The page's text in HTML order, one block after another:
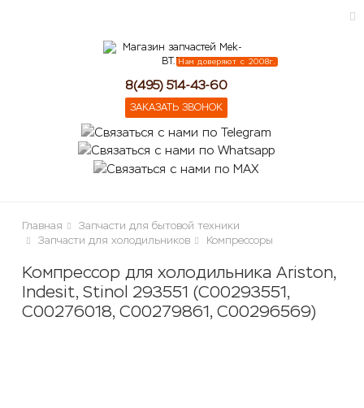
Нам доверяют с 2008г.
8(495) 514-43-60
ЗАКАЗАТЬ ЗВОНОК
Главная
Запчасти для бытовой техники
Запчасти для холодильников
Компрессоры
Компрессор для холодильника Ariston,
Indesit, Stinol 293551 (C00293551,
C00276018, C00279861, C00296569)